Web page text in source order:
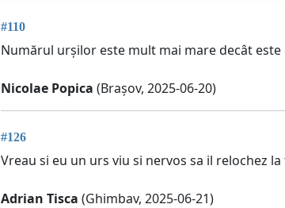
#110
Numărul urșilor este mult mai mare decât
Nicolae Popica (Brașov, 2025-06-20)
#126
Vreau si eu un urs viu si nervos sa il relochez
Adrian Tisca (Ghimbav, 2025-06-21)